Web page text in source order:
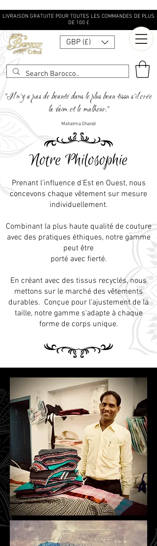
LIVRAISON GRATUITE POUR TOUTES LES COMMANDES DE PLUS
DE 100 £
GBP (£)
"Il n'y a pas de beauté dans le plus beau tissu s'il crée
la faim et le malheur."
Mahatma Ghandi
Notre Philosophie
Prenant l'influence d'Est en Ouest, nous
concevons chaque vêtement sur mesure
individuellement.
Combinant la plus haute qualité de couture
avec des pratiques éthiques, notre gamme
peut être
porté avec fierté.
En créant avec des tissus recyclés, nous
mettons sur le marché des vêtements
durables. Conçue pour l'ajustement de la
taille, notre gamme s'adapte à chaque
forme de corps unique.